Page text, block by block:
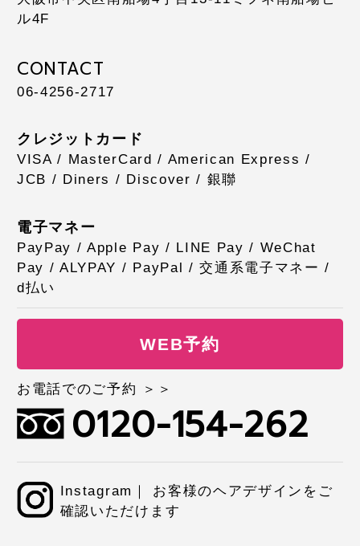
ル4F
CONTACT
06-4256-2717
クレジットカード
VISA / MasterCard / American Express /
JCB / Diners / Discover / 銀聯
電子マネー
PayPay / Apple Pay / LINE Pay / WeChat
Pay / ALYPAY / PayPal / 交通系電子マネー /
d払い
WEB予約
お電話でのご予約 ＞＞
0120-154-262
Instagram｜ お客様のヘアデザインをご
確認いただけます